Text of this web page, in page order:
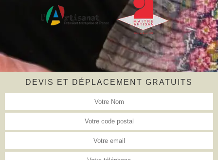
DEVIS ET DÉPLACEMENT GRATUITS